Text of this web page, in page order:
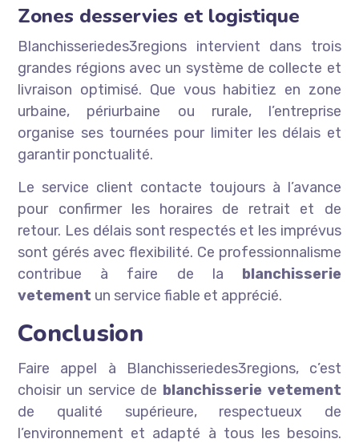
Zones desservies et logistique
Blanchisseriedes3regions intervient dans trois
grandes régions avec un système de collecte et
livraison optimisé. Que vous habitiez en zone
urbaine, périurbaine ou rurale, l’entreprise
organise ses tournées pour limiter les délais et
garantir ponctualité.
Le service client contacte toujours à l’avance
pour confirmer les horaires de retrait et de
retour. Les délais sont respectés et les imprévus
sont gérés avec flexibilité. Ce professionnalisme
contribue à faire de la blanchisserie
vetement un service fiable et apprécié.
Conclusion
Faire appel à Blanchisseriedes3regions, c’est
choisir un service de blanchisserie vetement
de qualité supérieure, respectueux de
l’environnement et adapté à tous les besoins.